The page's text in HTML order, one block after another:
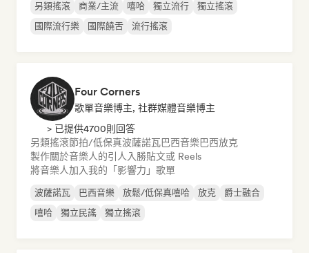
另類搖滾 商業/主流 嘻哈 獨立流行
獨立搖滾
國際流行樂
國際饒舌 流行搖滾
Four Corners
歌單音樂博主, 社群媒體音樂博主
> 已提供4700則回答
另類搖滾節拍/低保真波薩諾瓦巴西音樂巴西放克
製作關於音樂人的引人入勝貼文或 Reels
將音樂人加入我的「影響力」歌單
波薩諾瓦 巴西音樂 放鬆/低保真嘻哈 放克
爵士融合
嘻哈
獨立民謠 獨立搖滾